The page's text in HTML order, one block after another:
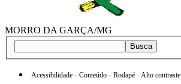
MORRO DA GARÇA/MG
Busca
Acessibilidade - Conteúdo - Rodapé - Alto contraste